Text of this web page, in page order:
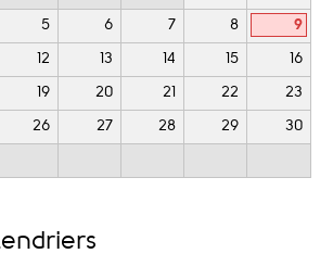
5 6 7 8 9
12 13 14 15 16
19 20 21 22 23
26 27 28 29 30